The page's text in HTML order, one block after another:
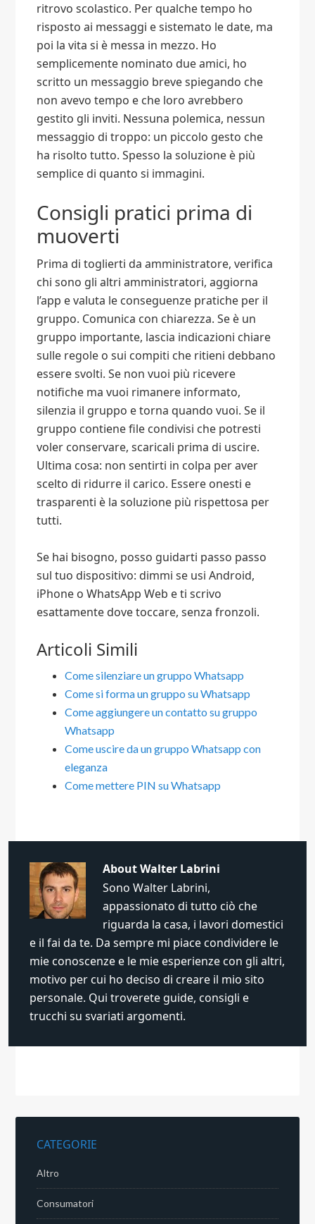
ritrovo scolastico. Per qualche tempo ho
risposto ai messaggi e sistemato le date, ma
poi la vita si è messa in mezzo. Ho
semplicemente nominato due amici, ho
scritto un messaggio breve spiegando che
non avevo tempo e che loro avrebbero
gestito gli inviti. Nessuna polemica, nessun
messaggio di troppo: un piccolo gesto che
ha risolto tutto. Spesso la soluzione è più
semplice di quanto si immagini.
Consigli pratici prima di
muoverti
Prima di toglierti da amministratore, verifica
chi sono gli altri amministratori, aggiorna
l’app e valuta le conseguenze pratiche per il
gruppo. Comunica con chiarezza. Se è un
gruppo importante, lascia indicazioni chiare
sulle regole o sui compiti che ritieni debbano
essere svolti. Se non vuoi più ricevere
notifiche ma vuoi rimanere informato,
silenzia il gruppo e torna quando vuoi. Se il
gruppo contiene file condivisi che potresti
voler conservare, scaricali prima di uscire.
Ultima cosa: non sentirti in colpa per aver
scelto di ridurre il carico. Essere onesti e
trasparenti è la soluzione più rispettosa per
tutti.
Se hai bisogno, posso guidarti passo passo
sul tuo dispositivo: dimmi se usi Android,
iPhone o WhatsApp Web e ti scrivo
esattamente dove toccare, senza fronzoli.
Articoli Simili
Come silenziare un gruppo Whatsapp​
Come si forma un gruppo su Whatsapp​
Come aggiungere un contatto su gruppo
Whatsapp​
Come uscire da un gruppo Whatsapp con
eleganza​
Come mettere PIN su Whatsapp​
AboutWalter Labrini
Sono Walter Labrini,
appassionato di tutto ciò che
riguarda la casa, i lavori domestici
e il fai da te. Da sempre mi piace condividere le
mie conoscenze e le mie esperienze con gli altri,
motivo per cui ho deciso di creare il mio sito
personale. Qui troverete guide, consigli e
trucchi su svariati argomenti.
CATEGORIE
Altro
Consumatori